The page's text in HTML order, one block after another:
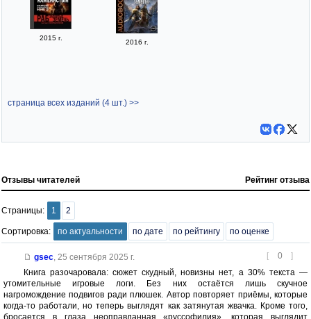
2015 г.
2016 г.
страница всех изданий (4 шт.) >>
Отзывы читателей Рейтинг отзыва
Страницы: 1 2
Сортировка: по актуальности по дате по рейтингу по оценке
[ 0 ]
gsec, 25 сентября 2025 г.
Книга разочаровала: сюжет скудный, новизны нет, а 30% текста —
утомительные игровые логи. Без них остаётся лишь скучное
нагромождение подвигов ради плюшек. Автор повторяет приёмы, которые
когда-то работали, но теперь выглядят как затянутая жвачка. Кроме того,
бросается в глаза неоправданная «руссофилия», которая выглядит